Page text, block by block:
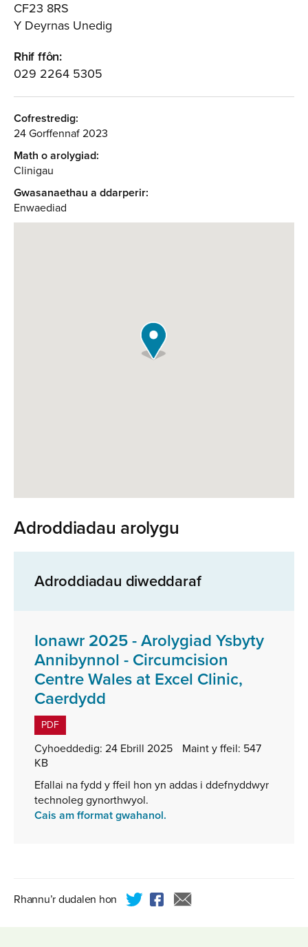
CF23 8RS
Y Deyrnas Unedig
Rhif ffôn:
029 2264 5305
Cofrestredig:
24 Gorffennaf 2023
Math o arolygiad:
Clinigau
Gwasanaethau a ddarperir:
Enwaediad
Adroddiadau arolygu
Adroddiadau diweddaraf
Ionawr 2025 - Arolygiad Ysbyty
Annibynnol - Circumcision
Centre Wales at Excel Clinic,
Caerdydd
ffeil:
maint
ffeil:
PDF
Cyhoeddedig: 24 Ebrill 2025 Maint y ffeil: 547
KB
Efallai na fydd y ffeil hon yn addas i ddefnyddwyr
technoleg gynorthwyol.
Cais am fformat gwahanol.
Rhannu’r dudalen hon